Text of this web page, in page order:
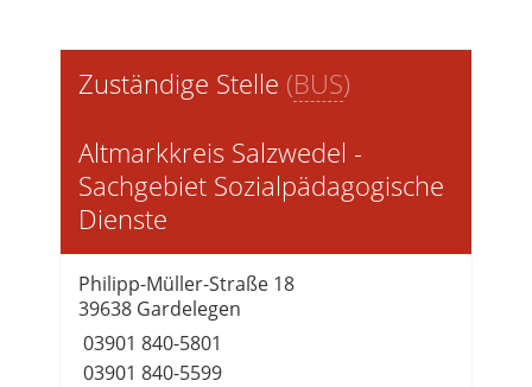
Zuständige Stelle (BUS)
Altmarkkreis Salzwedel -
Sachgebiet Sozialpädagogische
Dienste
Philipp-Müller-Straße 18
39638 Gardelegen
03901 840-5801
03901 840-5599